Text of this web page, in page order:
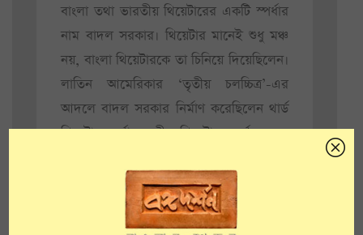
বাংলা তথা ভারতীয় থিয়েটারের একটি স্পর্ধার
নাম বাদল সরকার। থিয়েটার মানেই শুধু মঞ্চ
নয়, বাংলা থিয়েটারকে তা চিনিয়ে দিয়েছিলেন।
লাতিন আমেরিকার ‘তৃতীয় চলচ্চিত্র’-এর
আদলে বাদল সরকার নির্মাণ করেছিলেন থার্ড
থিয়েটার অর্থাৎ তৃতীয় থিয়েটার। দর্শক এবং
থিয়েটারের নিজস্ব ভাষাকে নিজের মতো করে
ভেঙে গড়ে মজবুত করে তুলেছিলেন ধীরে
ধীরে। অর্থনীতি, সংস্কৃতি, রাজনীতি এবং